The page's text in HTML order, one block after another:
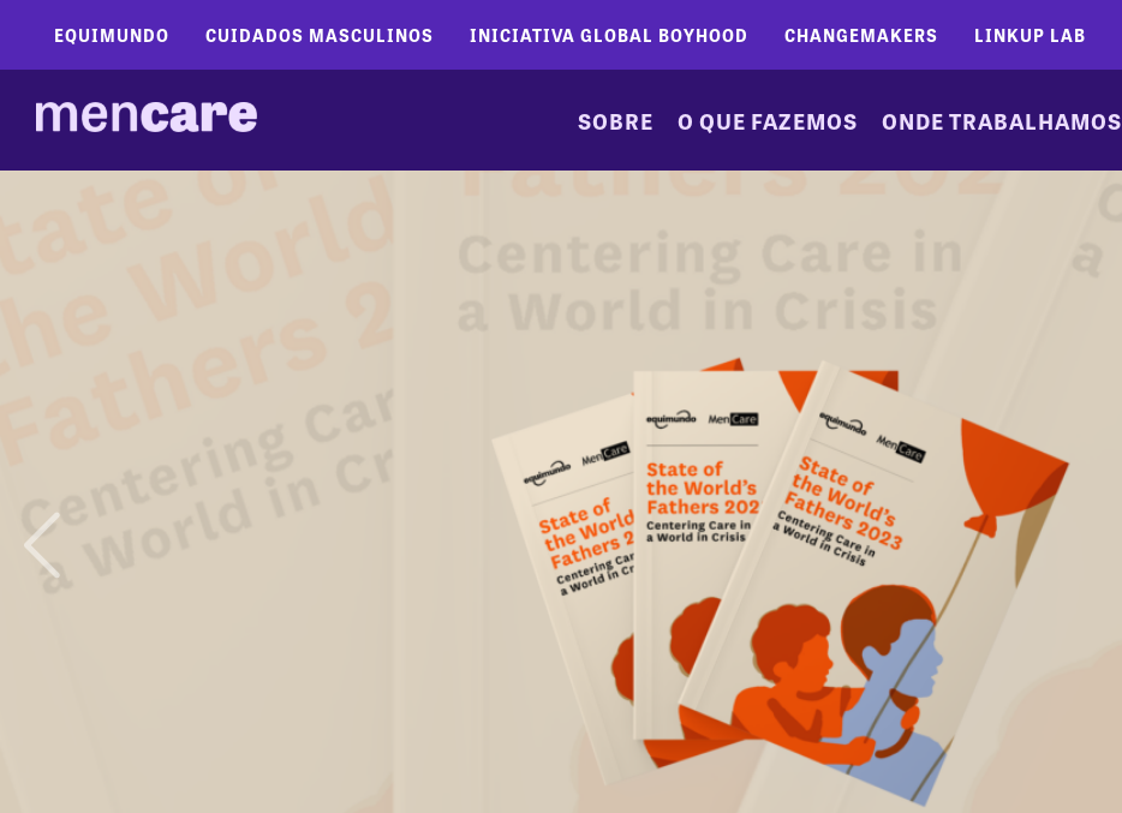
EQUIMUNDO CUIDADOS MASCULINOS INICIATIVA GLOBAL BOYHOOD CHANGEMAKERS LINKUP LAB
SOBRE O QUE FAZEMOS ONDE TRABALHAMOS